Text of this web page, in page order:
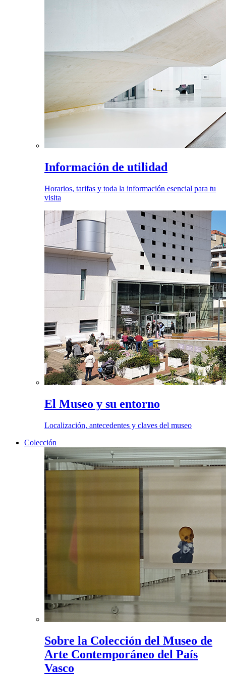
Información de utilidad
Horarios, tarifas y toda la información esencial para tu
visita
El Museo y su entorno
Localización, antecedentes y claves del museo
Colección
Sobre la Colección del Museo de
Arte Contemporáneo del País
Vasco